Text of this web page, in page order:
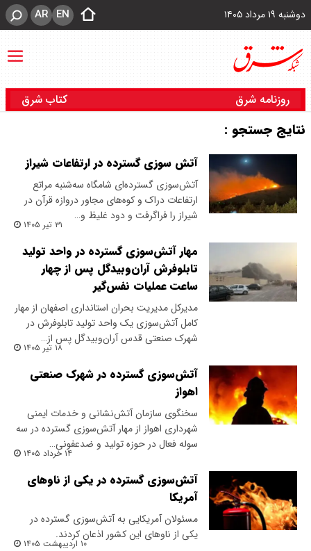
دوشنبه ۱۹ مرداد ۱۴۰۵ EN
AR
روزنامه شرق کتاب شرق
نتایج جستجو :
آتش سوزی گسترده در ارتفاعات شیراز
آتش‌سوزی گسترده‌ای شامگاه سه‌شنبه مراتع
ارتفاعات دراک و کوه‌های مجاور دروازه‌ قرآن در
شیراز را فراگرفت و دود غلیظ و…
۳۱ تیر ۱۴۰۵
مهار آتش‌سوزی گسترده در واحد تولید
تابلوفرش آران‌وبیدگل پس از چهار
ساعت عملیات نفس‌گیر
مدیرکل مدیریت بحران استانداری اصفهان از مهار
کامل آتش‌سوزی یک واحد تولید تابلوفرش در
شهرک صنعتی قدس آران‌وبیدگل پس از…
۱۸ تیر ۱۴۰۵
آتش‌سوزی گسترده در شهرک‌ صنعتی
اهواز
سخنگوی سازمان آتش‌نشانی و خدمات ایمنی
شهرداری اهواز از مهار آتش‌سوزی گسترده در سه
سوله فعال در حوزه تولید و ضدعفونی…
۱۴ خرداد ۱۴۰۵
آتش‌سوزی گسترده در یکی از ناوهای
آمریکا
مسئولان آمریکایی به آتش‌سوزی گسترده در
یکی از ناوهای این کشور اذعان کردند.
۱۰ اردیبهشت ۱۴۰۵